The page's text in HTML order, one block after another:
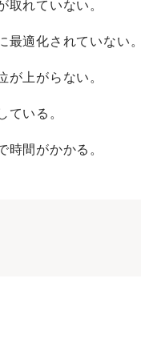
取れていない。
最適化されていない
が上がらない。
ている。
時間がかかる。